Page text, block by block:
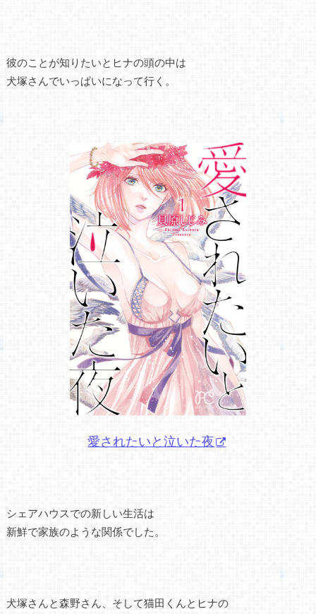
彼のことが知りたいとヒナの頭の中は
犬塚さんでいっぱいになって行く。
愛されたいと泣いた夜
シェアハウスでの新しい生活は
新鮮で家族のような関係でした。
犬塚さんと森野さん、そして猫田くんとヒナの